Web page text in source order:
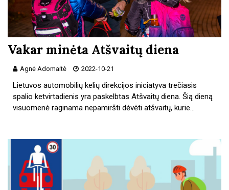
Vakar minėta Atšvaitų diena
Agnė Adomaitė 2022-10-21
Lietuvos automobilių kelių direkcijos iniciatyva trečiasis
spalio ketvirtadienis yra paskelbtas Atšvaitų diena. Šią dieną
visuomenė raginama nepamiršti dėvėti atšvaitų, kurie…